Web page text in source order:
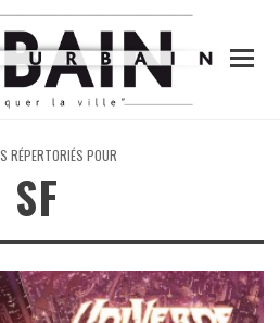
RÉPERTORIÉS POUR
SF